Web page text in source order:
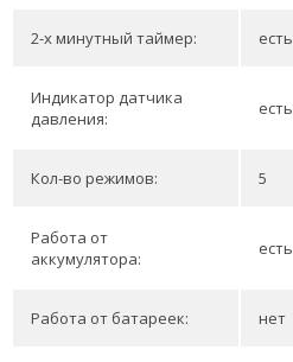
2-х минутный таймер: есть
Индикатор датчика
давления:
есть
Кол-во режимов: 5
Работа от
аккумулятора:
есть
Работа от батареек: нет